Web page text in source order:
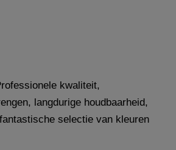
kwaliteit,
langdurige houdbaarheid,
selectie van kleuren
vraag stellen